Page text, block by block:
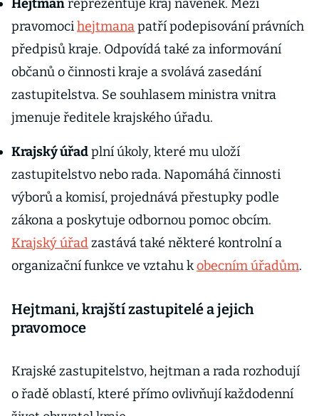
Hejtmanreprezentuje kraj navenek. Mezi
pravomocihejtmanapatří podepisování právních
předpisů kraje. Odpovídá také za informování
občanů o činnosti kraje a svolává zasedání
zastupitelstva. Se souhlasem ministra vnitra
jmenuje ředitele krajského úřadu.
Krajský úřadplní úkoly, které mu uloží
zastupitelstvo nebo rada. Napomáhá činnosti
výborů a komisí, projednává přestupky podle
zákona a poskytuje odbornou pomoc obcím.
Krajský úřadzastává také některé kontrolní a
organizační funkce ve vztahu kobecním úřadům.
Hejtmani, krajští zastupitelé a jejich
pravomoce
Krajské zastupitelstvo, hejtman a rada rozhodují
o řadě oblastí, které přímo ovlivňují každodenní